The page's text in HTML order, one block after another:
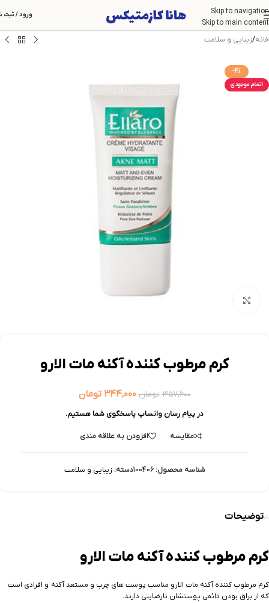
Skip to navigation
Skip to main content
ورود / ثبت
خانه/زیبایی و سلامت
-4%
اتمام موجودی
بزرگنمایی تصویر
کرم مرطوب کننده آکنه مات الارو
۳۵۷,۶۰۰ تومان ۳۴۴,۰۰۰ تومان
در پیام رسان واتساپ پاسخگوی شما هستیم.
مقایسه افزودن به علاقه مندی
شناسه محصول:100406دسته: زیبایی و سلامت
توضیحات
کرم مرطوب کننده آکنه مات الارو
کرم مرطوب کننده آکنه مات الارو مناسب پوست های چرب و مستعد آکنه و افرادی است
که از براق بودن دائمی پوستشان نارضایتی دارند.